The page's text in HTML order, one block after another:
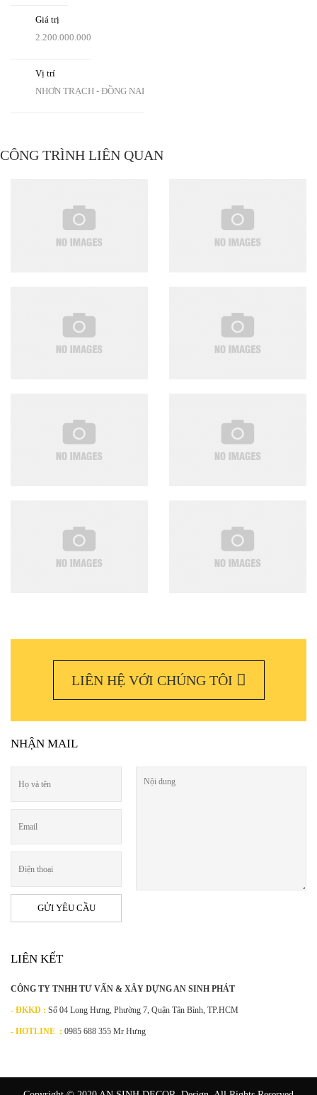
Giá trị
2.200.000.000
Vị trí
NHƠN TRẠCH - ĐỒNG NAI
CÔNG TRÌNH LIÊN QUAN
LIÊN HỆ VỚI CHÚNG TÔI
NHẬN MAIL
LIÊN KẾT
CÔNG TY TNHH TƯ VẤN & XÂY DỰNG AN SINH PHÁT
- ĐKKD : Số 04 Long Hưng, Phường 7, Quận Tân Bình, TP.HCM
- HOTLINE : 0985 688 355 Mr Hưng